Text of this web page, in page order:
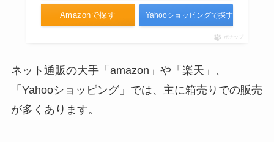
Amazonで探す Yahooショッピングで探す
ポチップ
ネット通販の大手「amazon」や「楽天」、
「Yahooショッピング」では、主に箱売りでの販売
が多くあります。